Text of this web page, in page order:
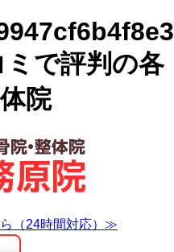
ミで評判の各
院